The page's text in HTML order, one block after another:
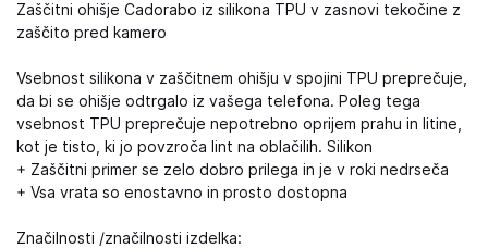
Zaščitni ohišje Cadorabo iz silikona TPU v zasnovi tekočine z
zaščito pred kamero
Vsebnost silikona v zaščitnem ohišju v spojini TPU preprečuje,
da bi se ohišje odtrgalo iz vašega telefona. Poleg tega
vsebnost TPU preprečuje nepotrebno oprijem prahu in litine,
kot je tisto, ki jo povzroča lint na oblačilih. Silikon
+ Zaščitni primer se zelo dobro prilega in je v roki nedrseča
+ Vsa vrata so enostavno in prosto dostopna
Značilnosti /značilnosti izdelka: